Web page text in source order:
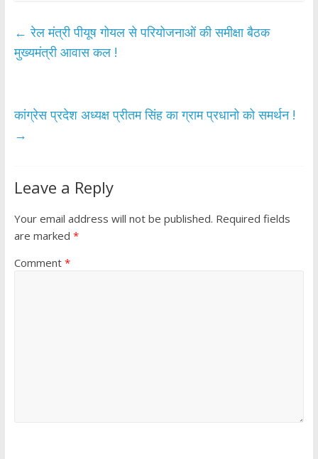
b
o
er s
A
e
← रेल मंत्री पीयूष गोयल से परियोजनाओं की समीक्षा बैठक
मुख्यमंत्री आवास कल !
कांग्रेस प्रदेश अध्यक्ष प्रीतम सिंह का ग्राम प्रधानो को समर्थन !
→
Leave a Reply
Your email address will not be published. Required fields
are marked *
Comment *